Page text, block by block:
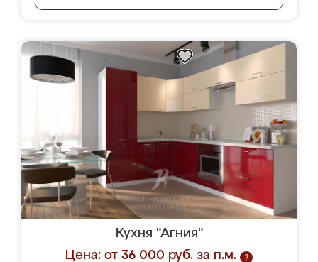
Кухня "Агния"
Цена: от 36 000 руб. за п.м.
?